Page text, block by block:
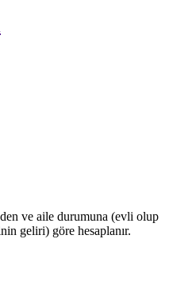
ve aile durumuna (evli olup
geliri) göre hesaplanır.